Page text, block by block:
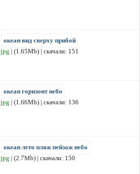
океан вид сверху прибой
jpg | (1.65Mb) | скачали: 151
океан горизонт небо
jpg | (1.66Mb) | скачали: 136
океан лето пляж пейзаж небо
jpg | (2.7Mb) | скачали: 150